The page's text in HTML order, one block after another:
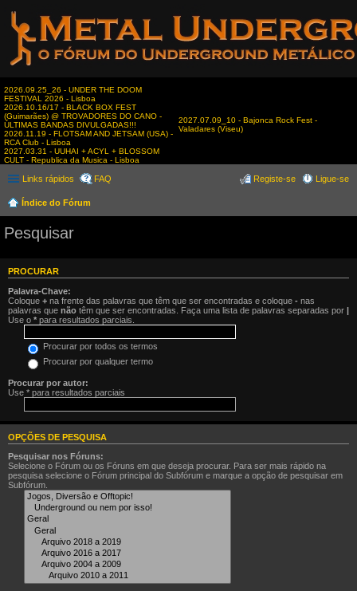
2026.09.25_26 - UNDER THE DOOM
FESTIVAL 2026 - Lisboa
2026.10.16/17 - BLACK BOX FEST
(Guimarães) @ TROVADORES DO CANO -
ÚLTIMAS BANDAS DIVULGADAS!!!
2026.11.19 - FLOTSAM AND JETSAM (USA) -
RCA Club - Lisboa
2027.03.31 - UUHAI + ACYL + BLOSSOM
CULT - Republica da Musica - Lisboa
2027.07.09_10 - Bajonca Rock Fest -
Valadares (Viseu)
Links rápidos FAQ Ligue-se
Registe-se
Índice do Fórum
Pesquisar
PROCURAR
Palavra-Chave:
Coloque + na frente das palavras que têm que ser encontradas e coloque - nas
palavras que não têm que ser encontradas. Faça uma lista de palavras separadas por |
Use o * para resultados parciais.
Procurar por todos os termos
Procurar por qualquer termo
Procurar por autor:
Use * para resultados parciais
OPÇÕES DE PESQUISA
Pesquisar nos Fóruns:
Selecione o Fórum ou os Fóruns em que deseja procurar. Para ser mais rápido na
pesquisa selecione o Fórum principal do Subfórum e marque a opção de pesquisar em
Subfórum.